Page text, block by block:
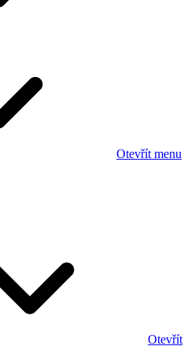
Otevřít menu
Otevřít